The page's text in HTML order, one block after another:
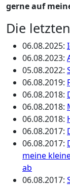
gerne auf
Die
06.08.2025:
06.08.2023:
05.08.2022:
06.08.2019:
06.08.2018:
06.08.2018:
06.08.2018:
06.08.2017:
06.08.2017:
meine
ab
06.08.2017: